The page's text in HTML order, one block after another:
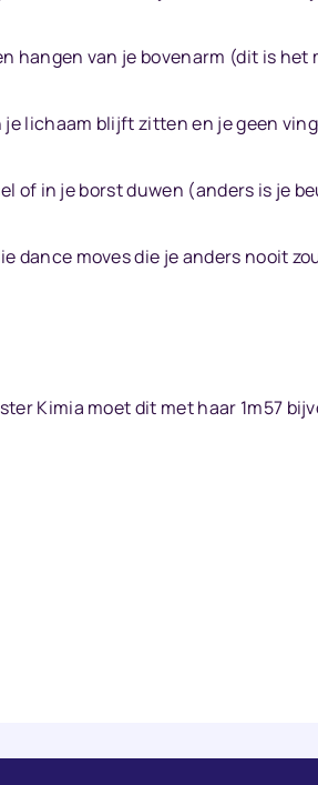
hangen van je bovenarm (dit is het
lichaam blijft zitten en je geen
of in je borst duwen (anders is je
dance moves die je anders nooit
Kimia moet dit met haar 1m57